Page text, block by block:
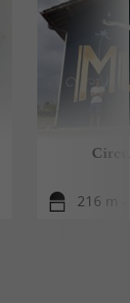
216 m -